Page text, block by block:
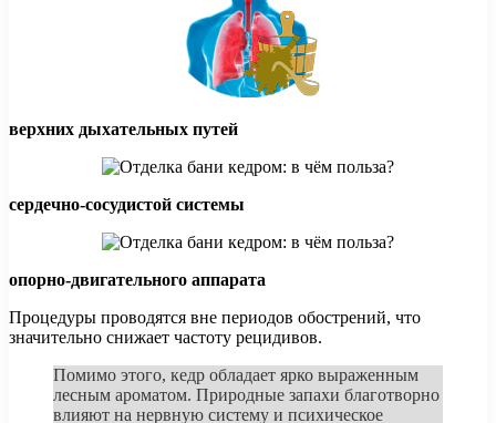
верхних дыхательных путей
сердечно-сосудистой системы
опорно-двигательного аппарата
Процедуры проводятся вне периодов обострений, что
значительно снижает частоту рецидивов.
Помимо этого, кедр обладает ярко выраженным
лесным ароматом. Природные запахи благотворно
влияют на нервную систему и психическое